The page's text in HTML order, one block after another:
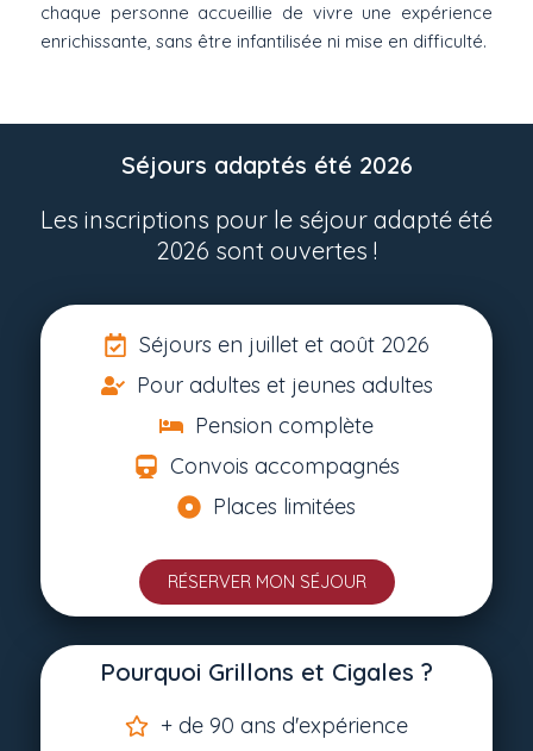
chaque personne accueillie de vivre une expérience
enrichissante, sans être infantilisée ni mise en difficulté.
Séjours adaptés été 2026
Les inscriptions pour le séjour adapté été
2026 sont ouvertes !
Séjours en juillet et août 2026
Pour adultes et jeunes adultes
Pension complète
Convois accompagnés
Places limitées
RÉSERVER MON SÉJOUR
Pourquoi Grillons et Cigales ?
+ de 90 ans d'expérience